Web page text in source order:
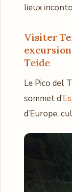
lieux
Visiter
Teide
Le Pico del
sommet d’
d’Europe,